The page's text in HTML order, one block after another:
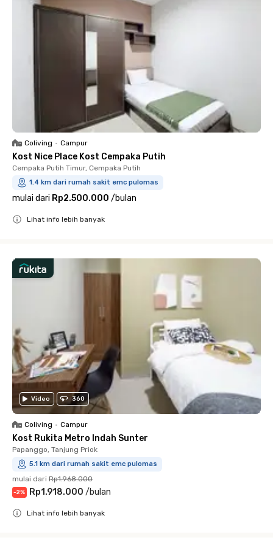
Coliving • Campur
Kost Nice Place Kost Cempaka Putih
Cempaka Putih Timur, Cempaka Putih
1.4 km dari rumah sakit emc pulomas
mulai dari Rp2.500.000 /bulan
Lihat info lebih banyak
Video 360
Coliving • Campur
Kost Rukita Metro Indah Sunter
Papanggo, Tanjung Priok
5.1 km dari rumah sakit emc pulomas
mulai dari Rp1.968.000
-2% Rp1.918.000 /bulan
Lihat info lebih banyak